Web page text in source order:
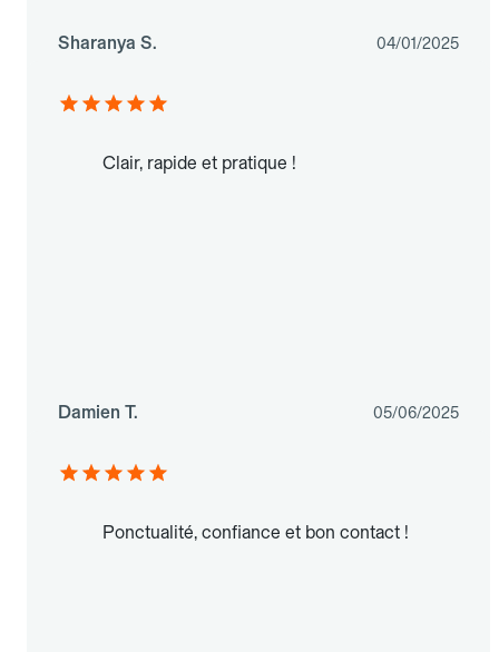
Sharanya S. 04/01/2025
Clair, rapide et pratique !
Damien T. 05/06/2025
Ponctualité, confiance et bon contact !